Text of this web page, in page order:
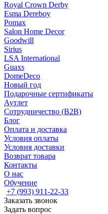
Royal Crown Derby
Esma Dereboy
Pomax
Salon Home Decor
Goodwill
Sirius
LSA International
Guaxs
DomeDeco
Новый год
Подарочные сертификаты
Аутлет
Сотрудничество (B2B)
Блог
Оплата и доставка
Условия оплаты
Условия доставки
Возврат товара
Контакты
О нас
Обучение
+7 (993) 911-22-33
Заказать звонок
Задать вопрос